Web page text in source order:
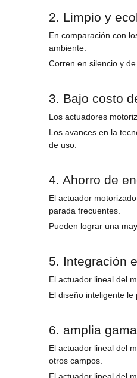
2. Limpio y
En comparación con
ambiente.
Corren en silencio y
3. Bajo costo
Los actuadores
Los avances en la
de uso.
4. Ahorro de
El actuador
parada frecuentes.
Pueden lograr una
5. Integración
El actuador lineal del
El diseño inteligente
6. amplia
El actuador lineal del
otros campos.